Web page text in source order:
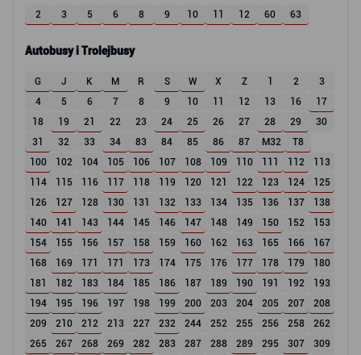
2 3 5 6 8 9 10 11 12 60 63
Autobusy i Trolejbusy
G J K M R S W X Z 1 2
3
4
5 6 7 8 9 10 11 12 13 16
17
18
19 21 22 23 24 25 26 27 28 29
30
31
32 33 34 83 84 85 86 87 M32
T8
100
102 104 105 106 107 108 109 110 111 112
113
114
115 116 117 118 119 120 121 122 123 124
125
126
127 128 130 131 132 133 134 135 136 137
138
140
141 143 144 145 146 147 148 149 150 152
153
154
155 156 157 158 159 160 162 163 165 166
167
168
169 171 171 173 174 175 176 177 178 179
180
181
182 183 184 185 186 187 189 190 191 192
193
194
195 196 197 198 199 200 203 204 205 207
208
209
210 212 213 227 232 244 252 255 256 258
262
265
267 268 269 282 283 287 288 289 295 307
309